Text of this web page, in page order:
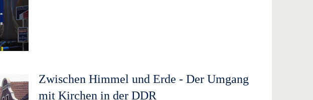
Zwischen Himmel und Erde - Der Umgang
mit Kirchen in der DDR